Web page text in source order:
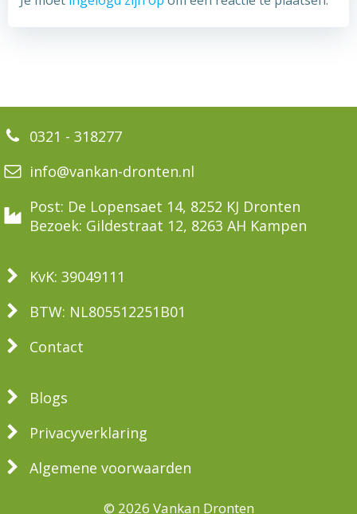
0321 - 318277
info@vankan-dronten.nl
Post: De Lopensaet 14, 8252 KJ Dronten
Bezoek: Gildestraat 12, 8263 AH Kampen
KvK: 39049111
BTW: NL805512251B01
Contact
Blogs
Privacyverklaring
Algemene voorwaarden
© 2026 Vankan Dronten